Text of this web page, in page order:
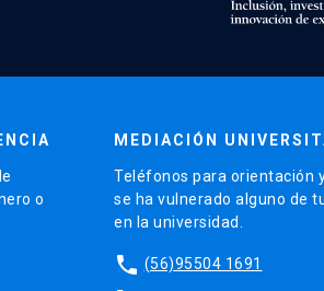
o
MEDIACIÓN
Teléfonos para orientación
se ha vulnerado alguno de
en la universidad.
phone (56)95504 1691